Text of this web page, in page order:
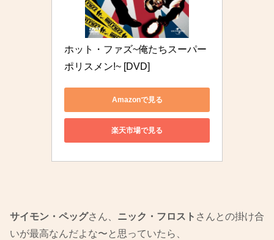
ホット・ファズ~俺たちスーパー
ポリスメン!~ [DVD]
Amazonで見る
楽天市場で見る
サイモン・ペッグさん、 ニック・フロスト さんとの掛け合
いが最高なんだよな〜と思っていたら、